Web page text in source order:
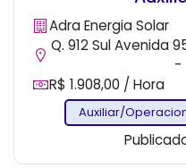
Adra Energia Solar
Q. 912 Sul Avenida
-
R$ 1.908,00 / Hora
Auxiliar/